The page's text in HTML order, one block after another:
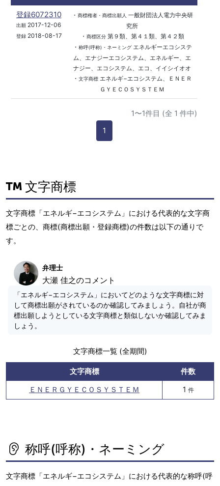
登録6072310
出願 2017-12-06
登録2018-08-17
・ 商標権者・商標出願人 一般財団法人電力中央研
究所
・ 商標区分第９類、第４１類、第４２類
・ 称呼(呼称)・ネーミングエネルギーエコシステ
ム、エナジーエコシステム、エネルギー、エ
ナジー、エコシステム、エコ、イイシイオオ
・ 文字商標エネルギ−エコシステム、ＥＮＥＲ
ＧＹＥＣＯＳＹＳＴＥＭ
1〜1件目 (全 1 件中)
1
文字商標
文字商標「エネルギ−エコシステム」における代表的な文字商
標ごとの、商標(商標出願・登録商標)の件数は以下の通りで
す。
弁理士
大瀬 佳之のコメント
「エネルギ−エコシステム」においてどのような文字商標に対
して商標出願がされているのか確認してみましょう。自社が商
標出願しようとしている文字商標と類似しないか確認してみま
しょう。
文字商標一覧 (全期間)
文字商標
件数
ＥＮＥＲＧＹＥＣＯＳＹＳＴＥＭ
1 件
称呼(呼称)・ネーミング
文字商標「エネルギ−エコシステム」における代表的な称呼(呼